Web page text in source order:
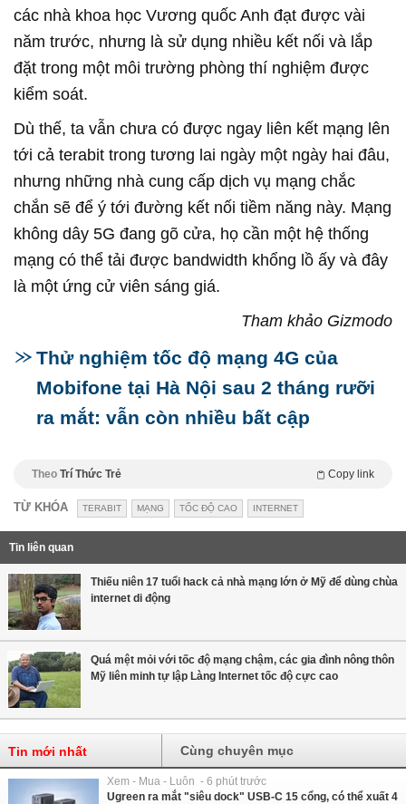
các nhà khoa học Vương quốc Anh đạt được vài
năm trước, nhưng là sử dụng nhiều kết nối và lắp
đặt trong một môi trường phòng thí nghiệm được
kiểm soát.
Dù thế, ta vẫn chưa có được ngay liên kết mạng lên
tới cả terabit trong tương lai ngày một ngày hai đâu,
nhưng những nhà cung cấp dịch vụ mạng chắc
chắn sẽ để ý tới đường kết nối tiềm năng này. Mạng
không dây 5G đang gõ cửa, họ cần một hệ thống
mạng có thể tải được bandwidth khổng lồ ấy và đây
là một ứng cử viên sáng giá.
Tham khảo Gizmodo
Thử nghiệm tốc độ mạng 4G của
Mobifone tại Hà Nội sau 2 tháng rưỡi
ra mắt: vẫn còn nhiều bất cập
Theo Trí Thức Trẻ Copy link
TỪ KHÓA TERABIT MẠNG TỐC ĐỘ CAO INTERNET
Tin liên quan
Thiếu niên 17 tuổi hack cả nhà mạng lớn ở Mỹ để dùng chùa
internet di động
Quá mệt mỏi với tốc độ mạng chậm, các gia đình nông thôn
Mỹ liên minh tự lập Làng Internet tốc độ cực cao
Tin mới nhất Cùng chuyên mục
Xem - Mua - Luôn - 6 phút trước
Ugreen ra mắt "siêu dock" USB-C 15 cổng, có thể xuất 4